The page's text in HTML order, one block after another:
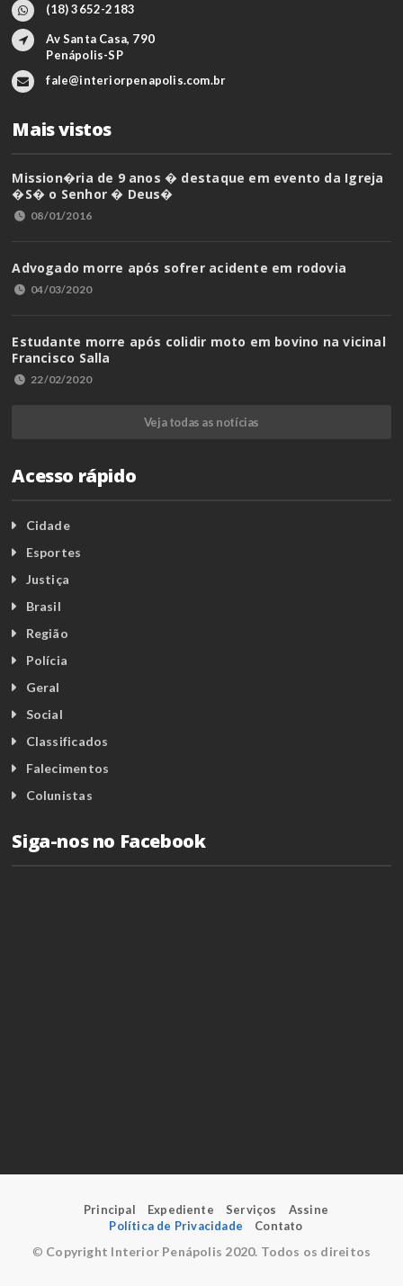
(18) 3652-2183
Av Santa Casa, 790
Penápolis-SP
fale@interiorpenapolis.com.br
Mais vistos
Mission�ria de 9 anos � destaque em evento da Igreja
�S� o Senhor � Deus�
08/01/2016
Advogado morre após sofrer acidente em rodovia
04/03/2020
Estudante morre após colidir moto em bovino na vicinal
Francisco Salla
22/02/2020
Veja todas as notícias
Acesso rápido
Cidade
Esportes
Justiça
Brasil
Região
Polícia
Geral
Social
Classificados
Falecimentos
Colunistas
Siga-nos no Facebook
Principal Expediente Serviços
Assine
Política de Privacidade
Contato
© Copyright Interior Penápolis 2020. Todos os direitos